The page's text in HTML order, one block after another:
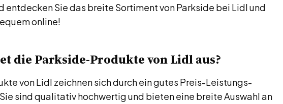
entdecken Sie das breite Sortiment von Parkside bei Lidl und
online!
die Parkside-Produkte von Lidl aus?
von Lidl zeichnen sich durch ein gutes Preis-Leistungs-
sind qualitativ hochwertig und bieten eine breite Auswahl an